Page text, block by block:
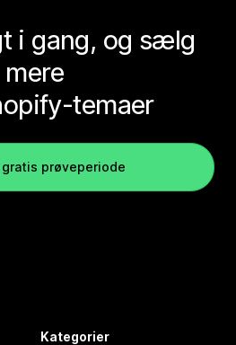
i gang, og sælg
mere
temaer
prøveperiode
Kategorier